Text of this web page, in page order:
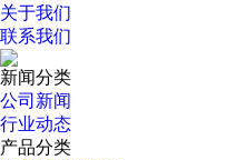
关于我们
联系我们
新闻分类
公司新闻
行业动态
产品分类